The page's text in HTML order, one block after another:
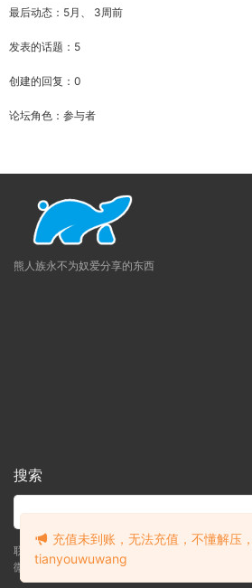
最后动态：5月、 3周前
发表的话题：5
创建的回复：0
论坛角色：参与者
熊人族永不为奴爱分享的东西
搜索
联系客服 (添加后告诉客服-来自熊人族咨询问题)
微信客服（tianyouwuwang）
充值未到账，无法充值，不懂解压
tianyouwuwang